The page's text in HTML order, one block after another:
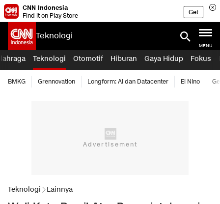
CNN Indonesia
Find it on Play Store
Get
Teknologi
MENU
Teknologi Otomotif Hiburan Gaya Hidup Fokus
BMKG Grennovation Longform: AI dan Datacenter El Nino
Teknologi Lainnya